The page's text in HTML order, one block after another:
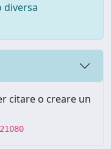
diversa
citare o creare un